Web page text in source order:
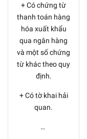
+ Có chứng từ
thanh toán hàng
hóa xuất khẩu
qua ngân hàng
và một số chứng
từ khác theo quy
định.
+ Có tờ khai hải
quan.
…